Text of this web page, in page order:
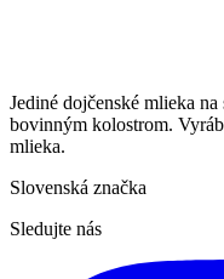
Jediné dojčenské mlieka
bovinným kolostrom.
mlieka.
Slovenská značka
Sledujte nás